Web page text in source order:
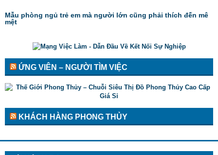
Mẫu phòng ngủ trẻ em mà người lớn cũng phải thích đến mê
mệt
ỨNG VIÊN – NGƯỜI TÌM VIỆC
KHÁCH HÀNG PHONG THỦY